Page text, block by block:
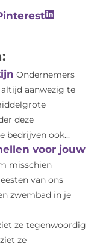
Ondernemers
aanwezig te
deze
bedrijven ook...
voor jouw
misschien
van ons
zwembad in je
ze tegenwoordig
ze